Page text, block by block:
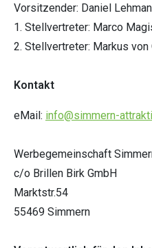
Vorsitzender: Daniel
1. Stellvertreter: Marco
2. Stellvertreter: Markus
Kontakt
eMail: info@simmern-
Werbegemeinschaft
c/o Brillen Birk GmbH
Marktstr.54
55469 Simmern